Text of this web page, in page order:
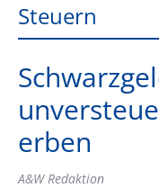
Steuern
erben
A&W Redaktion